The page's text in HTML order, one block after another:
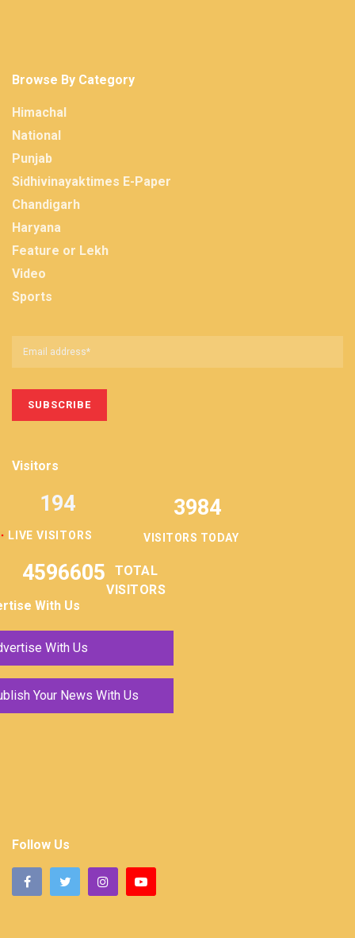
Browse By Category
Himachal
National
Punjab
Sidhivinayaktimes E-Paper
Chandigarh
Haryana
Feature or Lekh
Video
Sports
Visitors
LIVE VISITORS
194 3984
VISITORS TODAY
4596605
TOTAL
VISITORS
With Us
With Us
Your News With Us
Follow Us